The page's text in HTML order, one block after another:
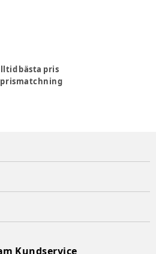
bästa pris
prismatchning
Kundservice